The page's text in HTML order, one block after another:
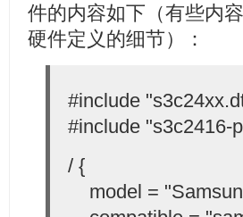
件的内容如下（有些内
硬件定义的细节）：
#include
#include "s3c2416-
/ {
model =